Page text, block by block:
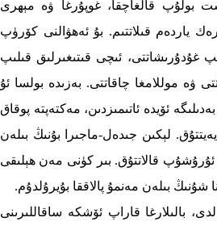
بولۇپ قالغاچقا، غوپۇرغا ۋە مېھرى
ياردەم قىلاتتىم. بۇ ئەھۋالنى كۆرۈپ
غۇدۇرىشاتتى، ئىچى قىتىغىرلىق قىلىپ
ۋە موللامغا چاقاتتى. بەزىدە بولسا ئۇ
ئۆيدە ئاتىمىزدىن، مەكتەپتە پوقاق
لېكىن جىدەل-ماجىرا بۇنىڭ بىلەن
قالاتتۇق. بىر كۈنى مەن ھېلىقى
شۇنىڭ بىلەن مەنمۇ پالاققا بۇيرۇلدۇم.
بالىلارغا قاراپ ئۆشكە ساقاللىرىنى